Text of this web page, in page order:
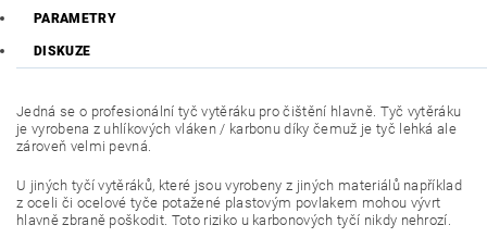
PARAMETRY
DISKUZE
Jedná se o profesionální tyč vytěráku pro čištění hlavně. Tyč vytěráku
je vyrobena z uhlíkových vláken / karbonu díky čemuž je tyč lehká ale
zároveň velmi pevná.
U jiných tyčí vytěráků, které jsou vyrobeny z jiných materiálů například
z oceli či ocelové tyče potažené plastovým povlakem mohou vývrt
hlavně zbraně poškodit. Toto riziko u karbonových tyčí nikdy nehrozí.